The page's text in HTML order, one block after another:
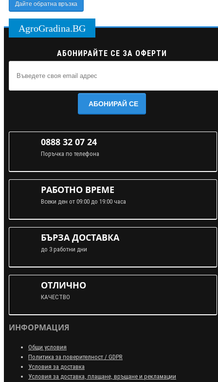
Дайте обратна връзка
AgroGradina.BG
АБОНИРАЙТЕ СЕ ЗА ОФЕРТИ
АБОНИРАЙ СЕ
0888 32 07 24
Поръчка по телефона
РАБОТНО ВРЕМЕ
Всеки ден от 09:00 до 19:00 часа
БЪРЗА ДОСТАВКА
до 3 работни дни
ОТЛИЧНО
КАЧЕСТВО
ИНФОРМАЦИЯ
Общи условия
Политика за поверителност / GDPR
Условия за доставка
Условия за доставка, плащане, връщане и рекламации